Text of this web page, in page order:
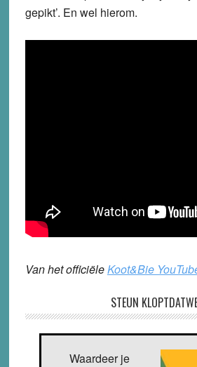
gepikt’. En wel hierom.
Van het officiëleKoot&Bie
STEUN
Waardeer je